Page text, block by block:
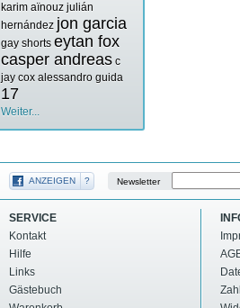
karim aïnouz julián
hernández jon garcia
gay shorts eytan fox
casper andreas c
jay cox alessandro guida
17
Weiter...
ANZEIGEN ? Newsletter
SERVICE
Kontakt
Hilfe
Links
Gästebuch